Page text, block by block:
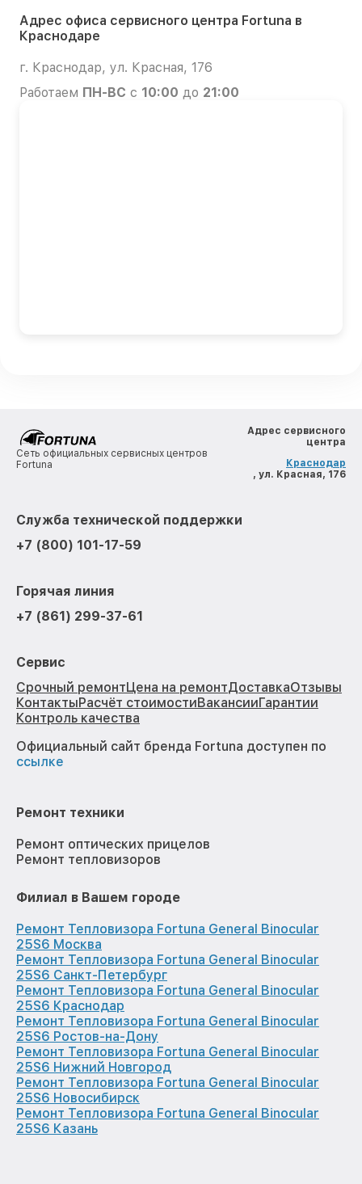
Адрес офиса сервисного центра Fortuna в
Краснодаре
г. Краснодар, ул. Красная, 176
Работаем ПН-ВС с 10:00 до 21:00
Сеть официальных сервисных центров
Fortuna
Адрес сервисного
центра
Краснодар
, ул. Красная, 176
Служба технической поддержки
+7 (800) 101-17-59
Горячая линия
+7 (861) 299-37-61
Сервис
Срочный ремонтЦена на ремонтДоставкаОтзывы
КонтактыРасчёт стоимостиВакансииГарантии
Контроль качества
Официальный сайт бренда Fortuna доступен по
ссылке
Ремонт техники
Ремонт оптических прицелов
Ремонт тепловизоров
Филиал в Вашем городе
Ремонт Тепловизора Fortuna General Binocular
25S6 Москва
Ремонт Тепловизора Fortuna General Binocular
25S6 Санкт-Петербург
Ремонт Тепловизора Fortuna General Binocular
25S6 Краснодар
Ремонт Тепловизора Fortuna General Binocular
25S6 Ростов-на-Дону
Ремонт Тепловизора Fortuna General Binocular
25S6 Нижний Новгород
Ремонт Тепловизора Fortuna General Binocular
25S6 Новосибирск
Ремонт Тепловизора Fortuna General Binocular
25S6 Казань